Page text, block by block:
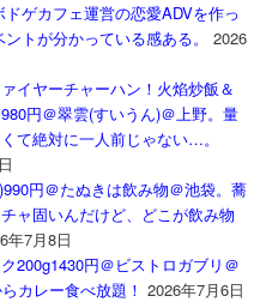
ゲカフェ運営の恋愛ADVを作っ
トが分かっている感ある。
2026
イヤーチャーハン！火焰炒飯＆
円＠翠雲(すいうん)＠上野。量
て絶対に一人前じゃない…。
円＠たぬきは飲み物＠池袋。蕎
ャ固いんだけど、どこが飲み物
年7月8日
200g1430円＠ビストロガブリ＠
カレー食べ放題！ 2026年7月6日